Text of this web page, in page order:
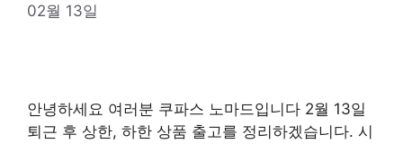
02월 13일
안녕하세요 여러분 쿠파스 노마드입니다 2월 13일
퇴근 후 상한, 하한 상품 출고를 정리하겠습니다. 시